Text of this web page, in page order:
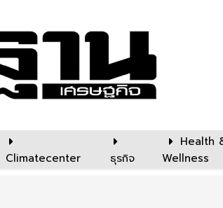
Climatecenter ธุรกิจ
Health
Wellness